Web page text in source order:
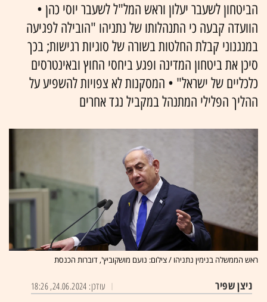
הביטחון לשעבר יעלון וראש המל"ל לשעבר יוסי כהן •
הוועדה קבעה כי התנהלותו של נתניהו "הובילה לפגיעה
במנגנוני קבלת החלטות בשורה של סוגיות רגישות; בכך
סיכן את ביטחון המדינה ופגע ביחסי החוץ ובאינטרסים
כלכליים של ישראל" • המסקנות לא צפויות להשפיע על
ההליך הפלילי המתנהל במקביל נגד אחרים
ראש הממשלה בנימין נתניהו / צילום: נועם מושקוביץ', דוברות הכנסת
ניצן שפיר עודכן: 24.06.2024, 18:26